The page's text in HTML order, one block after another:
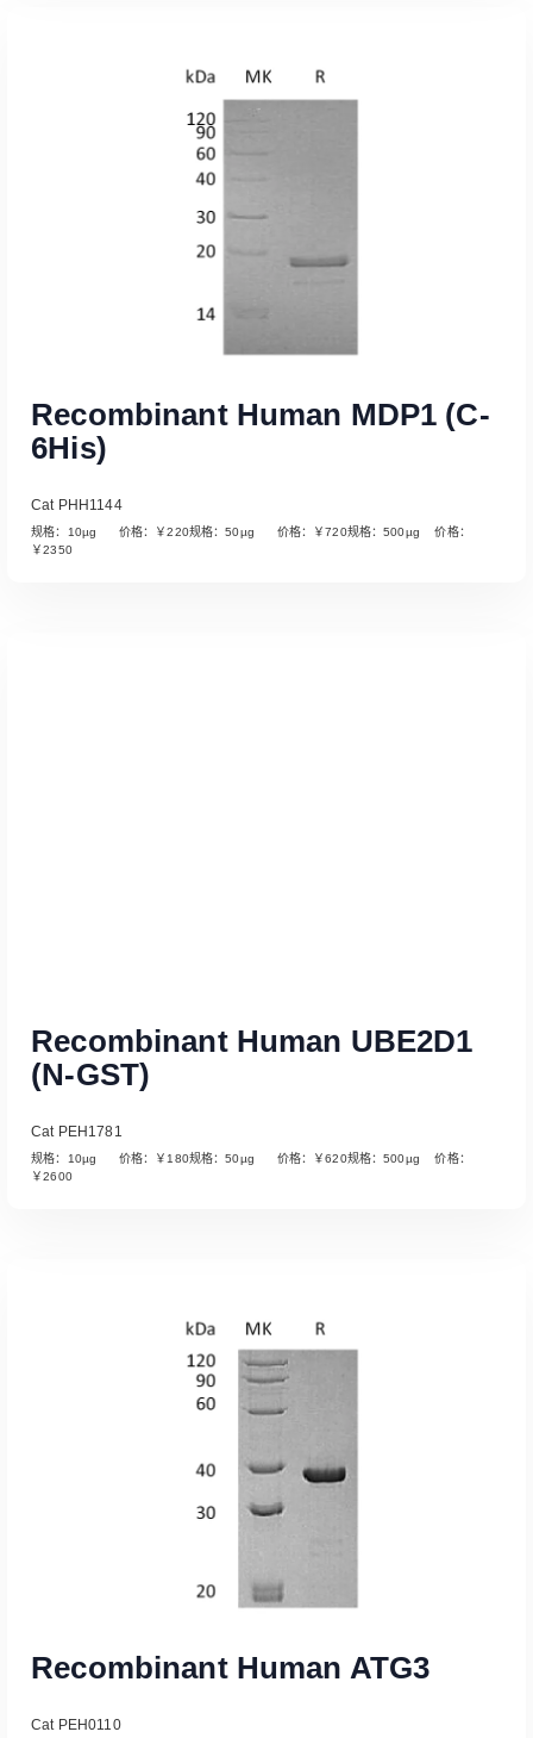
Read More
Recombinant Human MDP1 (C-
6His)
Cat PHH1144
规格：10µg 价格：￥220规格：50µg 价格：￥720规格：500µg 价格：
￥2350
Read More
Recombinant Human UBE2D1
(N-GST)
Cat PEH1781
规格：10µg 价格：￥180规格：50µg 价格：￥620规格：500µg 价格：
￥2600
Recombinant Human ATG3
Cat PEH0110